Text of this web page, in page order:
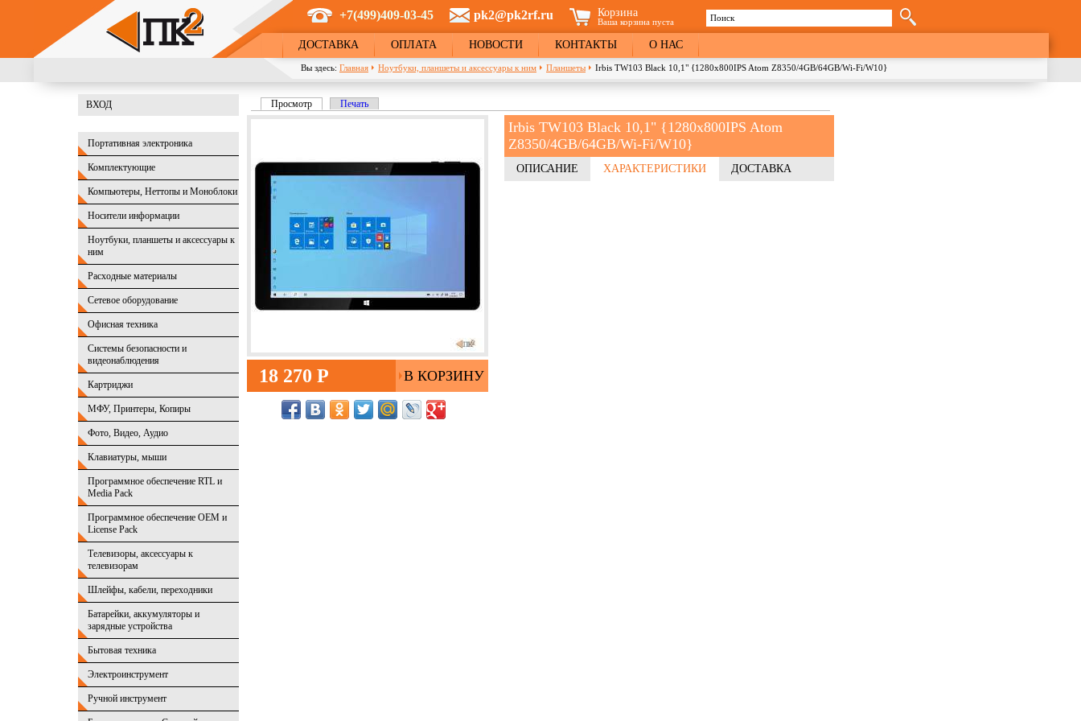
Перейти к основному содержанию
+7(499)409-03-45 pk2@pk2rf.ru Корзина
Ваша корзина пуста Форма поиска
Поиск
ДОСТАВКА ОПЛАТА НОВОСТИ КОНТАКТЫ О НАС
Вы здесь: Главная Ноутбуки, планшеты и аксессуары к ним Планшеты Irbis TW103 Black 10,1" {1280x800IPS Atom Z8350/4GB/64GB/Wi-Fi/W10}
ВХОД
Портативная электроника
Комплектующие
Компьютеры, Неттопы и Моноблоки
Носители информации
Ноутбуки, планшеты и аксессуары к
ним
Расходные материалы
Сетевое оборудование
Офисная техника
Системы безопасности и
видеонаблюдения
Картриджи
МФУ, Принтеры, Копиры
Фото, Видео, Аудио
Клавиатуры, мыши
Программное обеспечение RTL и
Media Pack
Программное обеспечение OEM и
License Pack
Телевизоры, аксессуары к
телевизорам
Шлейфы, кабели, переходники
Батарейки, аккумуляторы и
зарядные устройства
Бытовая техника
Электроинструмент
Ручной инструмент
Главные вкладки
Просмотр (активная вкладка)
Печать
Извините, товара
"Irbis TW103 Black
18 270 Р
Irbis TW103 Black 10,1" {1280x800IPS Atom
Z8350/4GB/64GB/Wi-Fi/W10}
ОПИСАНИЕ ХАРАКТЕРИСТИКИ ДОСТАВКА